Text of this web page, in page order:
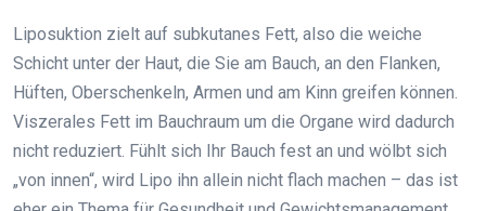
Liposuktion zielt auf subkutanes Fett, also die weiche
Schicht unter der Haut, die Sie am Bauch, an den Flanken,
Hüften, Oberschenkeln, Armen und am Kinn greifen können.
Viszerales Fett im Bauchraum um die Organe wird dadurch
nicht reduziert. Fühlt sich Ihr Bauch fest an und wölbt sich
„von innen“, wird Lipo ihn allein nicht flach machen – das ist